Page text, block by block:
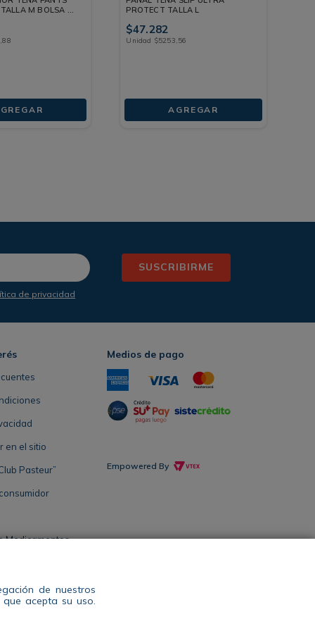
de nuestros
acepta su uso.
M BOLSA X
,88
PROTECT TALLA L
$47.282
Unidad $5253 56
AGREGAR
SUSCRIBIRME
de privacidad
en el sitio
Pasteur”
Medicamentos
Medios de pago
Empowered By
444 14 00 WhatsApp +57 311 344 2964